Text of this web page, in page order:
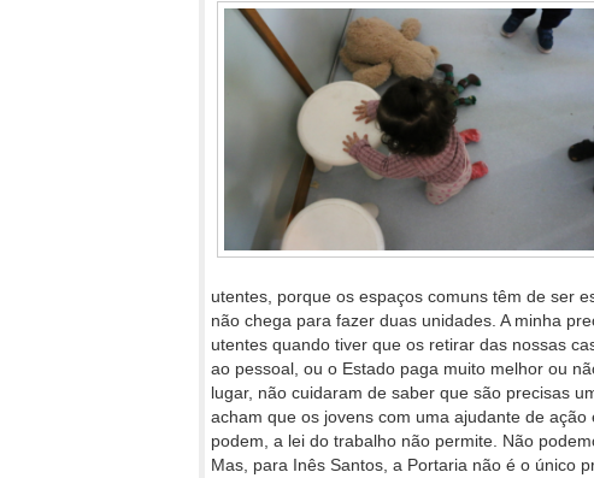
utentes, porque os espaços comuns têm de ser
não chega para fazer duas unidades. A minha
utentes quando tiver que os retirar das nossas
ao pessoal, ou o Estado paga muito melhor ou
lugar, não cuidaram de saber que são precisas
acham que os jovens com uma ajudante de
podem, a lei do trabalho não permite. Não
Mas, para Inês Santos, a Portaria não é o único